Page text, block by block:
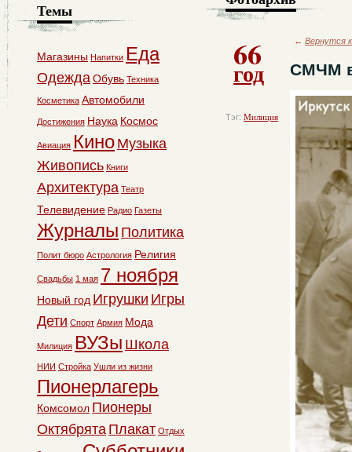
66
год
Тэг: Милиция
← Вернутся
СМЧМ
Темы
Магазины Напитки Еда
ОдеждаОбувь Техника
Косметика Автомобили
Достижения Наука Космос
Авиация Кино Музыка
Живопись Книги
Архитектура Театр
Телевидение Радио Газеты
Журналы Политика
Полит бюро Астрология Религия
Свадьбы 1 мая 7 ноября
Новый год Игрушки Игры
Дети Спорт Армия Мода
Милиция ВУЗы Школа
НИИ Стройка Ушли из жизни
Пионерлагерь
Комсомол Пионеры
Октябрята Плакат Отдых